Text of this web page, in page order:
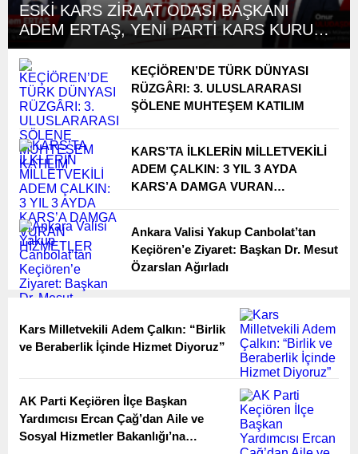
ESKİ KARS ZİRAAT ODASI BAŞKANI
ADEM ERTAŞ, YENİ PARTİ KARS KURUCU
YÖNETİMİNDE
KEÇİÖREN’DE TÜRK DÜNYASI
RÜZGÂRI: 3. ULUSLARARASI
ŞÖLENE MUHTEŞEM KATILIM
KARS’TA İLKLERİN MİLLETVEKİLİ
ADEM ÇALKIN: 3 YIL 3 AYDA
KARS’A DAMGA VURAN
Ankara Valisi Yakup Canbolat’tan
Keçiören’e Ziyaret: Başkan Dr. Mesut
Özarslan Ağırladı
Kars Milletvekili Adem Çalkın: “Birlik
ve Beraberlik İçinde Hizmet Diyoruz”
AK Parti Keçiören İlçe Başkan
Yardımcısı Ercan Çağ’dan Aile ve
Sosyal Hizmetler Bakanlığı’na